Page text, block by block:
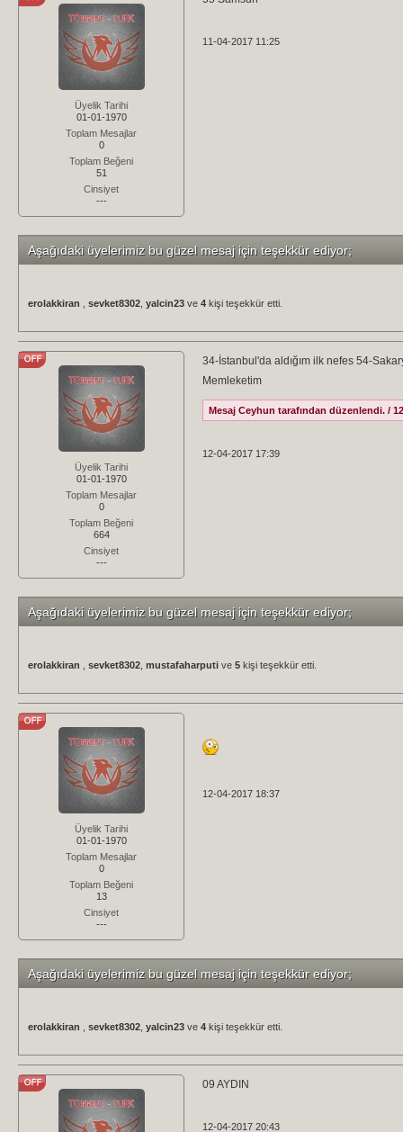
Üyelik Tarihi
01-01-1970
Toplam Mesajlar
0
Toplam Beğeni
51
Cinsiyet
---
11-04-2017 11:25
Aşağıdaki üyelerimiz bu güzel mesaj için teşekkür ediyor;
erolakkiran sevket8302 yalcin23 ve 4 kişi teşekkür etti.
Üyelik Tarihi
01-01-1970
Toplam Mesajlar
0
Toplam Beğeni
664
Cinsiyet
---
34-İstanbul'da aldığım ilk nefes 54-
Memleketim
Mesaj Ceyhun tarafından düzenlendi. /
12-04-2017 17:39
Aşağıdaki üyelerimiz bu güzel mesaj için teşekkür ediyor;
erolakkiran sevket8302 mustafaharputi ve 5 kişi teşekkür etti.
Üyelik Tarihi
01-01-1970
Toplam Mesajlar
0
Toplam Beğeni
13
Cinsiyet
---
12-04-2017 18:37
Aşağıdaki üyelerimiz bu güzel mesaj için teşekkür ediyor;
erolakkiran sevket8302 yalcin23 ve 4 kişi teşekkür etti.
09 AYDIN
12-04-2017 20:43